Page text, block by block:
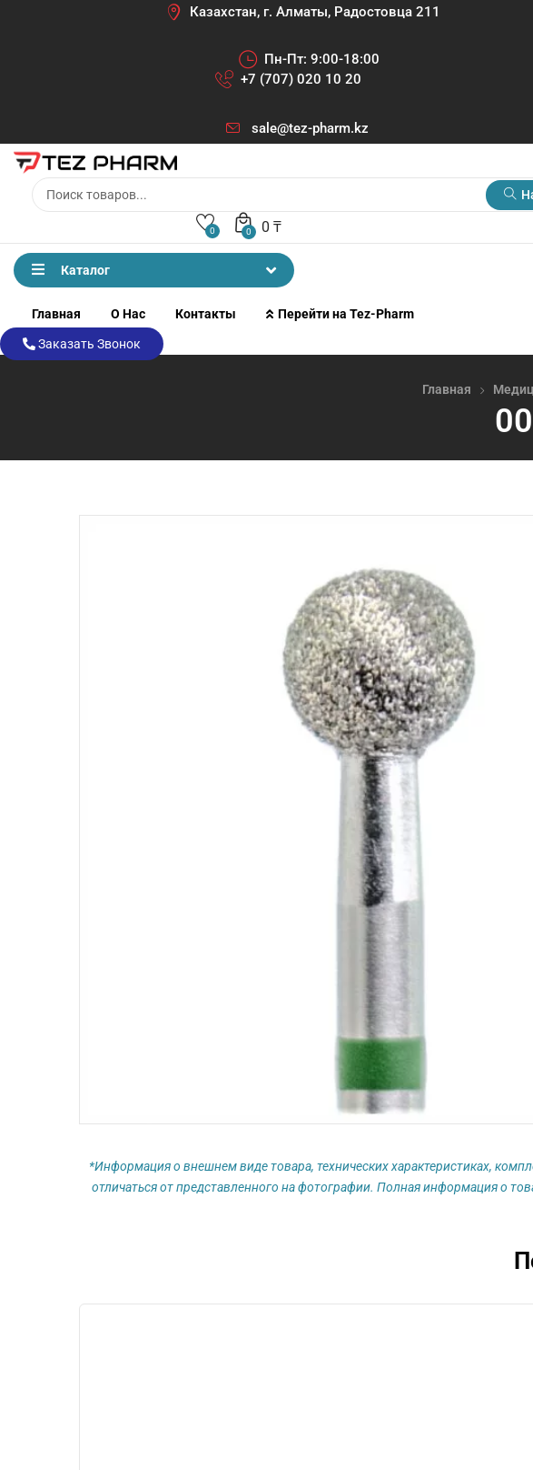
Казахстан, г. Алматы, Радостовца 211
Пн-Пт: 9:00-18:00
+7 (707) 020 10 20
sale@tez-pharm.kz
0 0 ₸
0
Каталог
Главная О Нас Контакты Перейти на Tez-Pharm
Заказать Звонок
Главная
*Информация о внешнем виде товара, технических характеристиках,
отличаться от представленного на фотографии. Полная информация о